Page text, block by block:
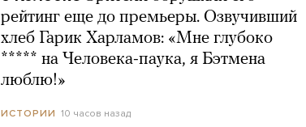
рейтинг еще до премьеры. Озвучивший
хлеб Гарик Харламов: «Мне глубоко
***** на Человека-паука, я Бэтмена
люблю!»
ИСТОРИИ 10 часов назад